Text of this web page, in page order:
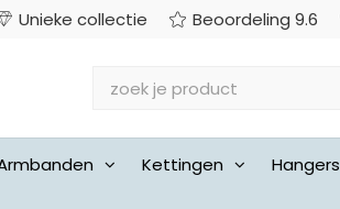
Unieke collectie Beoordeling 9.6
Kettingen Hangers